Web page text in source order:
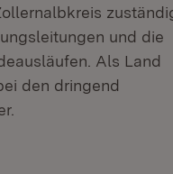
und die
Als Land
den dringend